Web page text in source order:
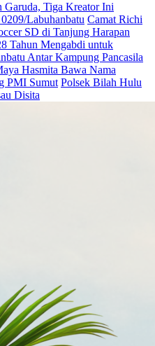
Garuda, Tiga Kreator Ini
Labuhanbatu Camat Richi
SD di Tanjung Harapan
Tahun Mengabdi untuk
Antar Kampung Pancasila
Hasmita Bawa Nama
PMI Sumut Polsek Bilah Hulu
Disita